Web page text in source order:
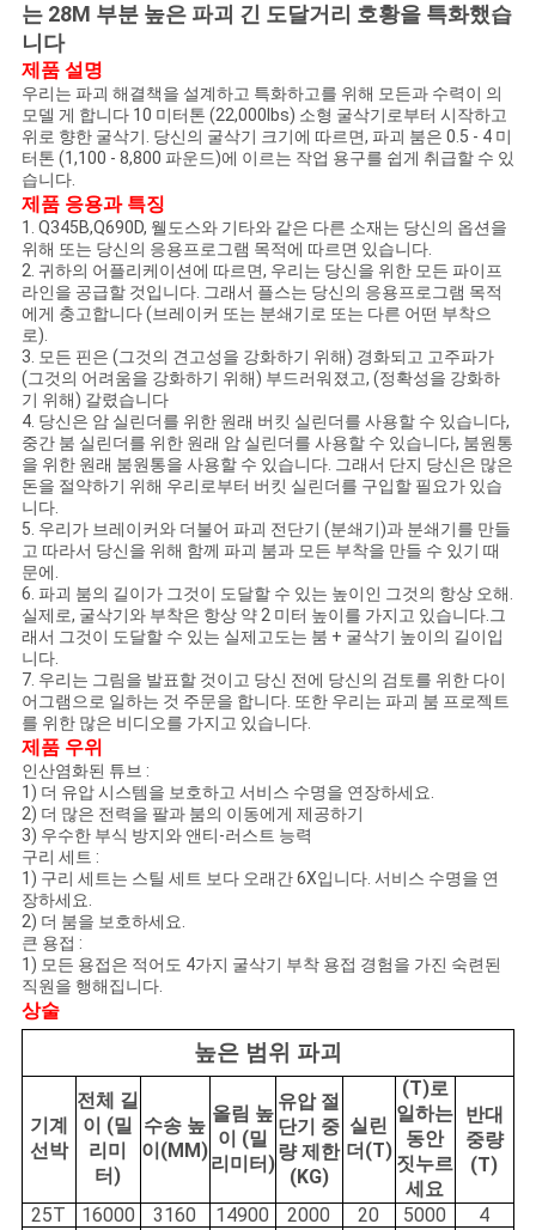
을
요
청
하
십
시
오
사
이
트
맵
사
생
활
보
호
정
책
는 28M 부분 높은 파괴 긴 도달거리 호황을 특화했습
니다
제품 설명
우리는 파괴 해결책을 설계하고 특화하고를 위해 모든과 수력이 의
모델 게 합니다 10 미터톤 (22,000lbs) 소형 굴삭기로부터 시작하고
위로 향한 굴삭기. 당신의 굴삭기 크기에 따르면, 파괴 붐은 0.5 - 4 미
터톤 (1,100 - 8,800 파운드)에 이르는 작업 용구를 쉽게 취급할 수 있
습니다.
제품 응용과 특징
1. Q345B,Q690D, 웰도스와 기타와 같은 다른 소재는 당신의 옵션을
위해 또는 당신의 응용프로그램 목적에 따르면 있습니다.
2. 귀하의 어플리케이션에 따르면, 우리는 당신을 위한 모든 파이프
라인을 공급할 것입니다. 그래서 플스는 당신의 응용프로그램 목적
에게 충고합니다 (브레이커 또는 분쇄기로 또는 다른 어떤 부착으
로).
3. 모든 핀은 (그것의 견고성을 강화하기 위해) 경화되고 고주파가
(그것의 어려움을 강화하기 위해) 부드러워졌고, (정확성을 강화하
기 위해) 갈렸습니다
4. 당신은 암 실린더를 위한 원래 버킷 실린더를 사용할 수 있습니다,
중간 붐 실린더를 위한 원래 암 실린더를 사용할 수 있습니다, 붐원통
을 위한 원래 붐원통을 사용할 수 있습니다. 그래서 단지 당신은 많은
돈을 절약하기 위해 우리로부터 버킷 실린더를 구입할 필요가 있습
니다.
5. 우리가 브레이커와 더불어 파괴 전단기 (분쇄기)과 분쇄기를 만들
고 따라서 당신을 위해 함께 파괴 붐과 모든 부착을 만들 수 있기 때
문에.
6. 파괴 붐의 길이가 그것이 도달할 수 있는 높이인 그것의 항상 오해.
실제로, 굴삭기와 부착은 항상 약 2 미터 높이를 가지고 있습니다.그
래서 그것이 도달할 수 있는 실제고도는 붐 + 굴삭기 높이의 길이입
니다.
7. 우리는 그림을 발표할 것이고 당신 전에 당신의 검토를 위한 다이
어그램으로 일하는 것 주문을 합니다. 또한 우리는 파괴 붐 프로젝트
를 위한 많은 비디오를 가지고 있습니다.
제품 우위
인산염화된 튜브 :
1) 더 유압 시스템을 보호하고 서비스 수명을 연장하세요.
2) 더 많은 전력을 팔과 붐의 이동에게 제공하기
3) 우수한 부식 방지와 앤티-러스트 능력
구리 세트 :
1) 구리 세트는 스틸 세트 보다 오래간 6X입니다. 서비스 수명을 연
장하세요.
2) 더 붐을 보호하세요.
큰 용접 :
1) 모든 용접은 적어도 4가지 굴삭기 부착 용접 경험을 가진 숙련된
직원을 행해집니다.
상술
높은 범위 파괴
기계
선박
전체 길
이 (밀
리미
터)
수송 높
이(MM)
올림 높
이 (밀
리미터)
유압 절
단기 중
량 제한
(KG)
실린
더(T)
(T)로
일하는
동안
짓누르
세요
반대
중량
(T)
25T 16000 3160 14900 2000 20 5000
4